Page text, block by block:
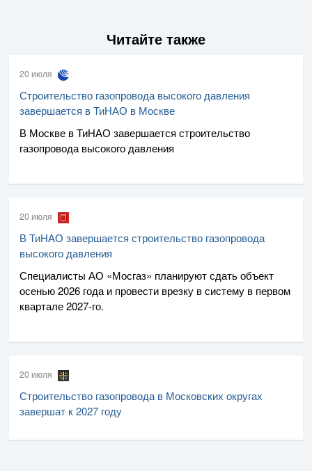
Читайте также
20 июля
Строительство газопровода высокого давления
завершается в ТиНАО в Москве
В Москве в ТиНАО завершается строительство
газопровода высокого давления
20 июля
В ТиНАО завершается строительство газопровода
высокого давления
Специалисты АО «Мосгаз» планируют сдать объект
осенью 2026 года и провести врезку в систему в первом
квартале2027-го.
20 июля
Строительство газопровода в Московских округах
завершат к 2027 году